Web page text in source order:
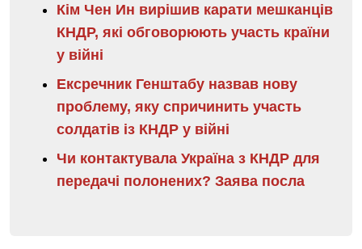
Кім Чен Ин вирішив карати мешканців
КНДР, які обговорюють участь країни
у війні
Ексречник Генштабу назвав нову
проблему, яку спричинить участь
солдатів із КНДР у війні
Чи контактувала Україна з КНДР для
передачі полонених? Заява посла